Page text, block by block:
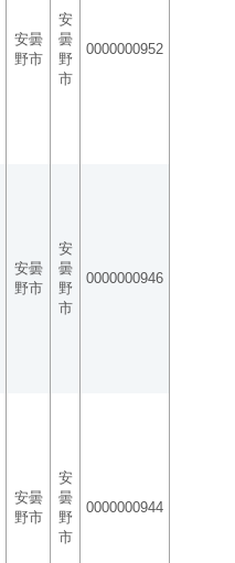
安曇
野市
安
曇
野
市
0000000952
安曇
野市
安
曇
野
市
0000000946
安曇
野市
安
曇
野
市
0000000944